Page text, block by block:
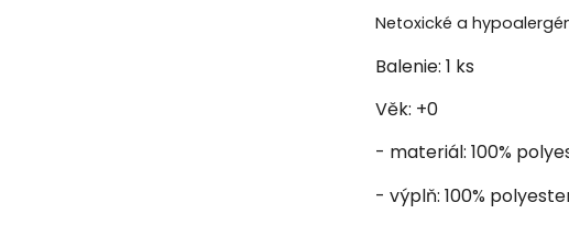
Netoxické a
Balenie: 1 ks
Věk: +0
- materiál: 100%
- výplň: 100%